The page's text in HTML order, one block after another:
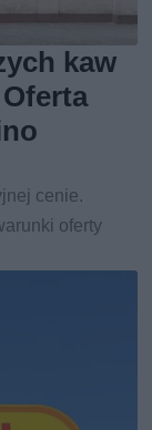
kaw
cenie.
oferty